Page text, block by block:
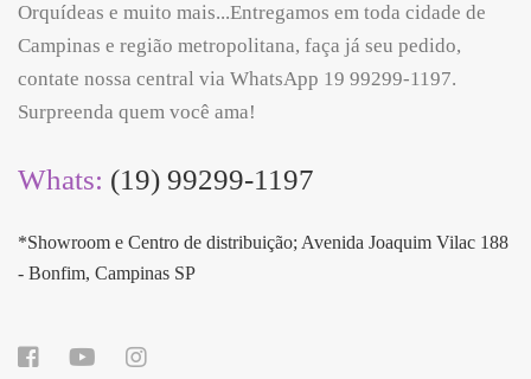
Orquídeas e muito mais...Entregamos em toda cidade de
Campinas e região metropolitana, faça já seu pedido,
contate nossa central via WhatsApp 19 99299-1197.
Surpreenda quem você ama!
Whats: (19) 99299-1197
*Showroom e Centro de distribuição; Avenida Joaquim Vilac 188
- Bonfim, Campinas SP